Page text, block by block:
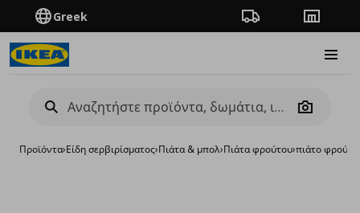
Greek Πορεία παραγγελίας
Camera
Προϊόντα›Είδη σερβιρίσματος›Πιάτα & μπολ›Πιάτα φρούτου›πιάτο